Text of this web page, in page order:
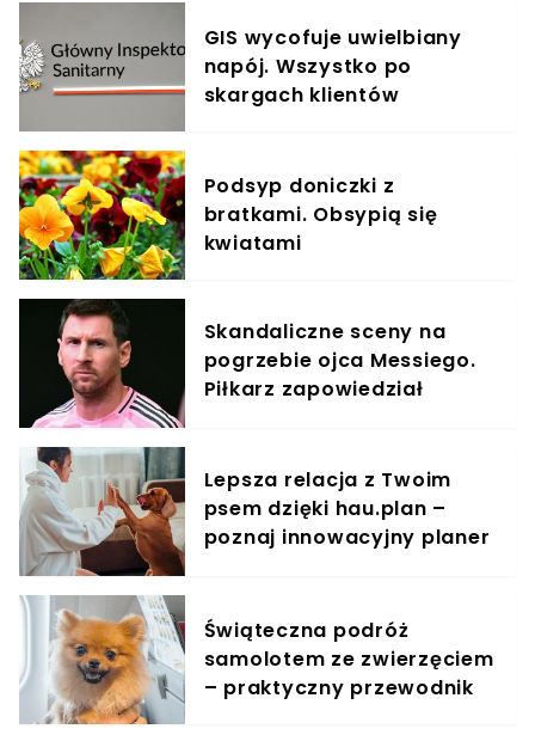
GIS wycofuje uwielbiany
napój. Wszystko po
skargach klientów
Podsyp doniczki z
bratkami. Obsypią się
kwiatami
Skandaliczne sceny na
pogrzebie ojca Messiego.
Piłkarz zapowiedział
Lepsza relacja z Twoim
psem dzięki hau.plan –
poznaj innowacyjny planer
Świąteczna podróż
samolotem ze zwierzęciem
– praktyczny przewodnik